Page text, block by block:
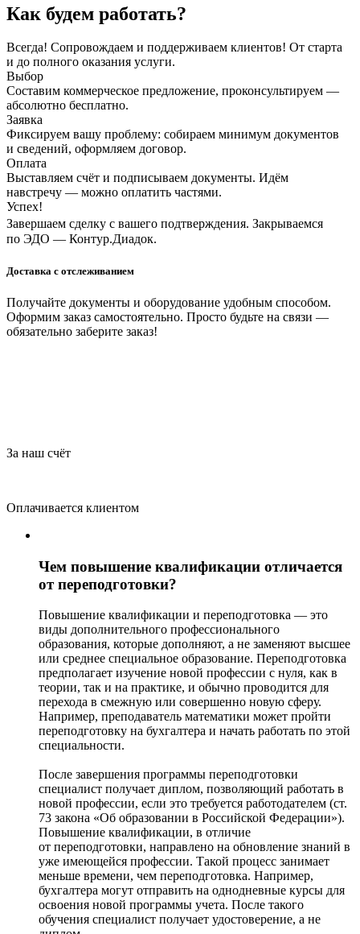
Как будем работать?
Всегда! Сопровождаем и поддерживаем клиентов! От старта
и до полного оказания услуги.
Выбор
Составим коммерческое предложение, проконсультируем —
абсолютно бесплатно.
Заявка
Фиксируем вашу проблему: собираем минимум документов
и сведений, оформляем договор.
Оплата
Выставляем счёт и подписываем документы. Идём
навстречу — можно оплатить частями.
Успех!
Завершаем сделку с вашего подтверждения. Закрываемся
по ЭДО — Контур.Диадок.
Доставка с отслеживанием
Получайте документы и оборудование удобным способом.
Оформим заказ самостоятельно. Просто будьте на связи —
обязательно заберите заказ!
За наш счёт
Оплачивается клиентом
Чем повышение квалификации отличается
от переподготовки?
Повышение квалификации и переподготовка — это
виды дополнительного профессионального
образования, которые дополняют, а не заменяют высшее
или среднее специальное образование. Переподготовка
предполагает изучение новой профессии с нуля, как в
теории, так и на практике, и обычно проводится для
перехода в смежную или совершенно новую сферу.
Например, преподаватель математики может пройти
переподготовку на бухгалтера и начать работать по этой
специальности.
После завершения программы переподготовки
специалист получает диплом, позволяющий работать в
новой профессии, если это требуется работодателем (ст.
73 закона «Об образовании в Российской Федерации»).
Повышение квалификации, в отличие
от переподготовки, направлено на обновление знаний в
уже имеющейся профессии. Такой процесс занимает
меньше времени, чем переподготовка. Например,
бухгалтера могут отправить на однодневные курсы для
освоения новой программы учета. После такого
обучения специалист получает удостоверение, а не